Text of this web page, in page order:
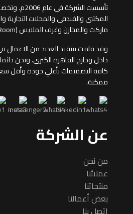
تأسست الشركة
المكتبى والفندقى والمحلات التجارية
ماركت والمخازن وغرف الملابس (Dressing Room) .
وقد قامت بتنفيذ العديد من
داخل وخارج القاهرة الكبري. ونحن
كافة التصميمات بأعلي جودة وأقل
ممكنة.
عن الشركة
من نحن
عملائنا
منتجاتنا
بعض أعمالنا
اتصل بنا